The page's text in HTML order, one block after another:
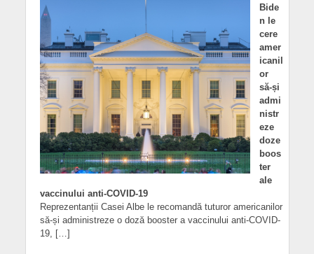
Bide
n le
cere
amer
icanil
or
să-și
admi
nistr
eze
doze
boos
ter
ale
vaccinului anti-COVID-19
Reprezentanții Casei Albe le recomandă tuturor americanilor
să-și administreze o doză booster a vaccinului anti-COVID-
19, […]